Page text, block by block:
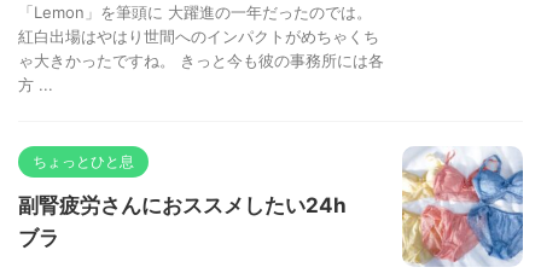
「Lemon」を筆頭に 大躍進の一年だったのでは。
紅白出場はやはり世間へのインパクトがめちゃくち
ゃ大きかったですね。 きっと今も彼の事務所には各
方 ...
ちょっとひと息
副腎疲労さんにおススメしたい24h
ブラ